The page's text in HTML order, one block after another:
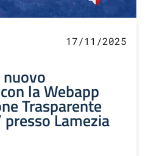
17/11/2025
la Webapp
Trasparente
Lamezia